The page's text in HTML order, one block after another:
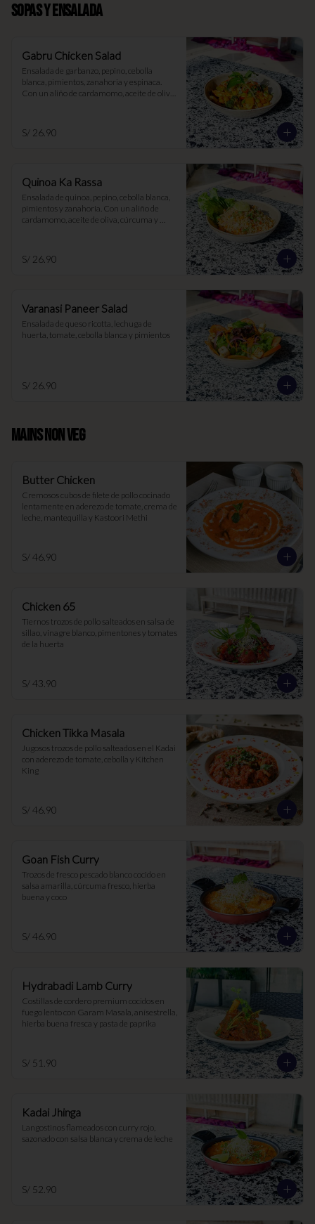
SOPAS Y ENSALADA
Gabru Chicken Salad
Ensalada de garbanzo, pepino, cebolla
blanca, pimientos, zanahoria y espinaca.
Con un aliño de cardamomo, aceite de oliva,
S/ 26.90
Quinoa Ka Rassa
Ensalada de quinoa, pepino, cebolla blanca,
pimientos y zanahoria. Con un aliño de
cardamomo, aceite de oliva, cúrcuma y
S/ 26.90
Varanasi Paneer Salad
Ensalada de queso ricotta, lechuga de
huerta, tomate, cebolla blanca y pimientos
S/ 26.90
MAINS NON VEG
Butter Chicken
Cremosos cubos de filete de pollo cocinado
lentamente en aderezo de tomate, crema de
leche, mantequilla y Kastoori Methi
S/ 46.90
Chicken 65
Tiernos trozos de pollo salteados en salsa de
sillao, vinagre blanco, pimentones y tomates
de la huerta
S/ 43.90
Chicken Tikka Masala
Jugosos trozos de pollo salteados en el Kadai
con aderezo de tomate, cebolla y Kitchen
King
S/ 46.90
Goan Fish Curry
Trozos de fresco pescado blanco cocido en
salsa amarilla, cúrcuma fresco, hierba
buena y coco
S/ 46.90
Hydrabadi Lamb Curry
Costillas de cordero premium cocidos en
fuego lento con Garam Masala, anísestrella,
hierba buena fresca y pasta de paprika
S/ 51.90
Kadai Jhinga
Langostinos flameados con curry rojo,
sazonado con salsa blanca y crema de leche
S/ 52.90